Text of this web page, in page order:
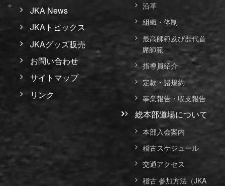
JKA News
JKAトピックス
JKAグッズ販売
お問い合わせ
サイトマップ
リンク
沿革
組織・体制
最高師範及び歴代首
席師範
指導員紹介
定款・諸規約
事業報告・収支報告
総本部道場について
本部入会案内
稽古スケジュール
交通アクセス
稽古 参加方法（JKA